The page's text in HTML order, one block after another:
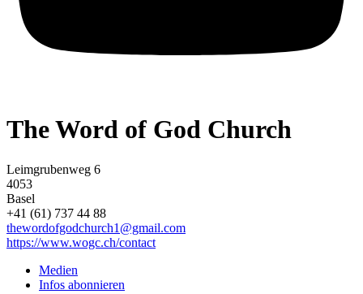
The Word of God Church
Leimgrubenweg 6
4053
Basel
+41 (61) 737 44 88
thewordofgodchurch1@gmail.com
https://www.wogc.ch/contact
Medien
Infos abonnieren